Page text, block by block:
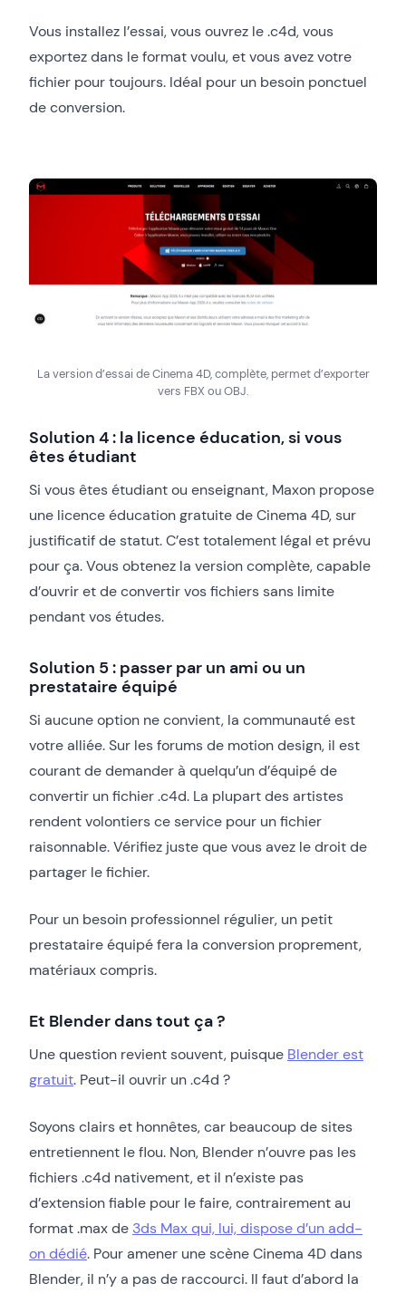
Vous installez l’essai, vous ouvrez le .c4d, vous
exportez dans le format voulu, et vous avez votre
fichier pour toujours. Idéal pour un besoin ponctuel
de conversion.
La version d’essai de Cinema 4D, complète, permet d’exporter
vers FBX ou OBJ.
Solution 4 : la licence éducation, si vous
êtes étudiant
Si vous êtes étudiant ou enseignant, Maxon propose
une licence éducation gratuite de Cinema 4D, sur
justificatif de statut. C’est totalement légal et prévu
pour ça. Vous obtenez la version complète, capable
d’ouvrir et de convertir vos fichiers sans limite
pendant vos études.
Solution 5 : passer par un ami ou un
prestataire équipé
Si aucune option ne convient, la communauté est
votre alliée. Sur les forums de motion design, il est
courant de demander à quelqu’un d’équipé de
convertir un fichier .c4d. La plupart des artistes
rendent volontiers ce service pour un fichier
raisonnable. Vérifiez juste que vous avez le droit de
partager le fichier.
Pour un besoin professionnel régulier, un petit
prestataire équipé fera la conversion proprement,
matériaux compris.
Et Blender dans tout ça ?
Une question revient souvent, puisque Blender est
gratuit. Peut-il ouvrir un .c4d ?
Soyons clairs et honnêtes, car beaucoup de sites
entretiennent le flou. Non, Blender n’ouvre pas les
fichiers .c4d nativement, et il n’existe pas
d’extension fiable pour le faire, contrairement au
format .max de 3ds Max qui, lui, dispose d’un add-
on dédié. Pour amener une scène Cinema 4D dans
Blender, il n’y a pas de raccourci. Il faut d’abord la